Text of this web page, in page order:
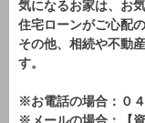
気になるお家は、お
住宅ローンがご心配
その他、相続や不動
す。
※お電話の場合：０